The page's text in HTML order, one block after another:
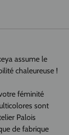
assume le
chaleureuse !
féminité
sont
Palois
de fabrique